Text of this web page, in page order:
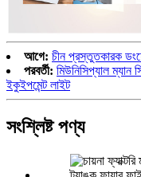
আগে: চীন প্রস্তুতকারক
পরবর্তী: মিউনিসিপ্যাল ​​ম্যান
ইকুইপমেন্ট লাইট
সংশ্লিষ্ট পণ্য